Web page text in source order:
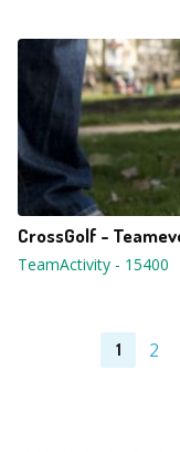
CrossGolf -
TeamActivity - 15400
1 2